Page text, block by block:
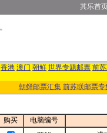
其乐首
香港 澳门 朝鲜 世界专题邮票 前
朝鲜邮票汇集 前苏联邮票专
购买
电脑编号